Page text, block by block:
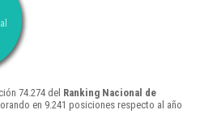
74.274 del Ranking Nacional de
en 9.241 posiciones respecto al año